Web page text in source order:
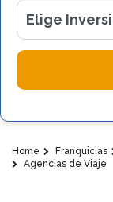
Home Franquicias
Agencias de Viaje